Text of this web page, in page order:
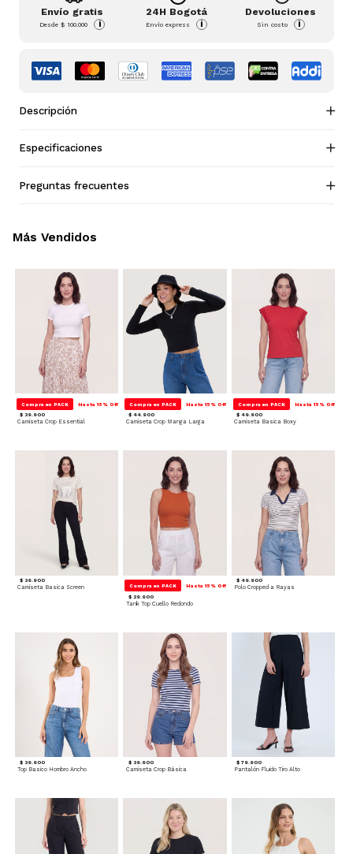
Envío gratis
Desde$ 100.000 i
24H Bogotá
Envío express i
Devoluciones
Sin costo i
Descripción
Especificaciones
Preguntas frecuentes
Compra en PACK Hasta 15% Off
$ 39.900
Camiseta Crop Essential
Compra en PACK Hasta 15% Off
$ 44.900
Camiseta Crop Manga Larga
Compra en PACK Hasta 15% Off
$ 49.900
Camiseta Basica Boxy
$ 39.900
Camiseta Basica Screen Compra en PACK Hasta 15% Off
$ 29.900
Tank Top Cuello Redondo
$ 49.900
Polo Cropped a Rayas
$ 39.900
Top Basico Hombro Ancho
$ 39.900
Camiseta Crop Básica
$ 79.900
Pantalón Fluido Tiro Alto
Más Vendidos